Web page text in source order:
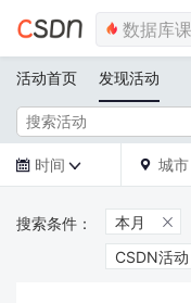
活动首页 发现活动
 时间   城市
本月 
CSDN活动